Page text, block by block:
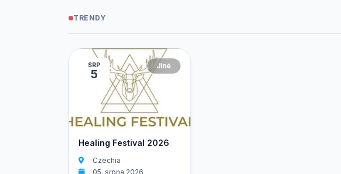
TRENDY
Jiné
SRP
5
Healing Festival 2026
Czechia
05. srpna 2026